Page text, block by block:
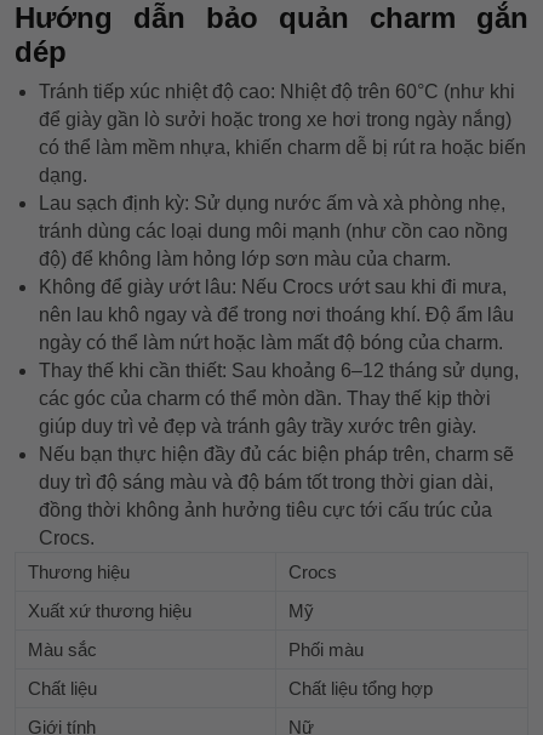
Hướng dẫn bảo quản charm gắn
dép
Tránh tiếp xúc nhiệt độ cao: Nhiệt độ trên 60°C (như khi
để giày gần lò sưởi hoặc trong xe hơi trong ngày nắng)
có thể làm mềm nhựa, khiến charm dễ bị rút ra hoặc biến
dạng.
Lau sạch định kỳ: Sử dụng nước ấm và xà phòng nhẹ,
tránh dùng các loại dung môi mạnh (như cồn cao nồng
độ) để không làm hỏng lớp sơn màu của charm.
Không để giày ướt lâu: Nếu Crocs ướt sau khi đi mưa,
nên lau khô ngay và để trong nơi thoáng khí. Độ ẩm lâu
ngày có thể làm nứt hoặc làm mất độ bóng của charm.
Thay thế khi cần thiết: Sau khoảng 6–12 tháng sử dụng,
các góc của charm có thể mòn dần. Thay thế kịp thời
giúp duy trì vẻ đẹp và tránh gây trầy xước trên giày.
Nếu bạn thực hiện đầy đủ các biện pháp trên, charm sẽ
duy trì độ sáng màu và độ bám tốt trong thời gian dài,
đồng thời không ảnh hưởng tiêu cực tới cấu trúc của
Crocs.
Thương hiệu
Crocs
Xuất xứ thương hiệu
Mỹ
Màu sắc
Phối màu
Chất liệu
Chất liệu tổng hợp
Giới tính
Nữ